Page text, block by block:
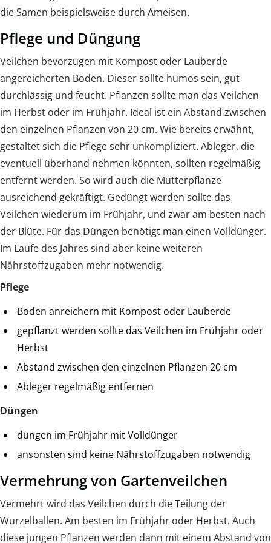
die Samen beispielsweise durch Ameisen.
Pflege und Düngung
Veilchen bevorzugen mit Kompost oder Lauberde
angereicherten Boden. Dieser sollte humos sein, gut
durchlässig und feucht. Pflanzen sollte man das Veilchen
im Herbst oder im Frühjahr. Ideal ist ein Abstand zwischen
den einzelnen Pflanzen von 20 cm. Wie bereits erwähnt,
gestaltet sich die Pflege sehr unkompliziert. Ableger, die
eventuell überhand nehmen könnten, sollten regelmäßig
entfernt werden. So wird auch die Mutterpflanze
ausreichend gekräftigt. Gedüngt werden sollte das
Veilchen wiederum im Frühjahr, und zwar am besten nach
der Blüte. Für das Düngen benötigt man einen Volldünger.
Im Laufe des Jahres sind aber keine weiteren
Nährstoffzugaben mehr notwendig.
Pflege
Boden anreichern mit Kompost oder Lauberde
gepflanzt werden sollte das Veilchen im Frühjahr oder
Herbst
Abstand zwischen den einzelnen Pflanzen 20 cm
Ableger regelmäßig entfernen
Düngen
düngen im Frühjahr mit Volldünger
ansonsten sind keine Nährstoffzugaben notwendig
Vermehrung von Gartenveilchen
Vermehrt wird das Veilchen durch die Teilung der
Wurzelballen. Am besten im Frühjahr oder Herbst. Auch
diese jungen Pflanzen werden dann mit einem Abstand von